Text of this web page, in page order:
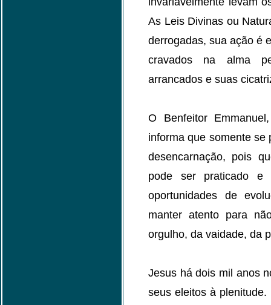
As Leis Divinas ou
derrogadas, sua ação é
cravados na alma
arrancados e suas
O Benfeitor
informa que somente se
desencarnação, pois
pode ser praticado e
oportunidades de
manter atento para
orgulho, da vaidade, da
Jesus há dois mil anos
seus eleitos à